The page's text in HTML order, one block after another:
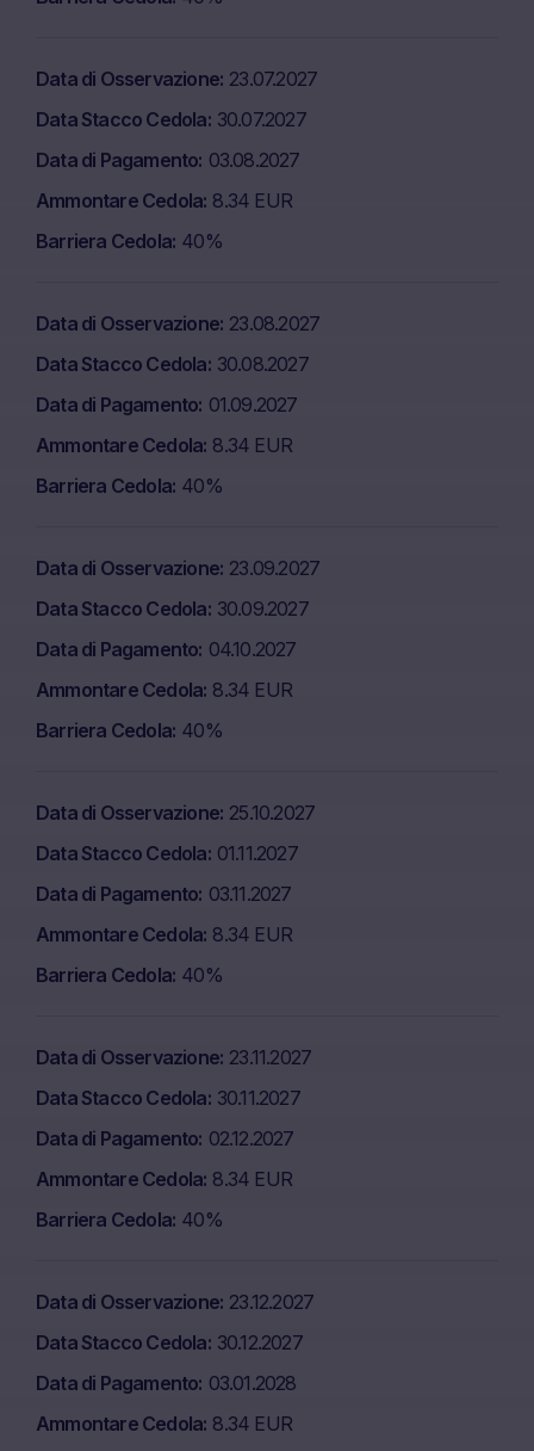
Data di Osservazione 23.07.2027
Data Stacco Cedola 30.07.2027
Data di Pagamento 03.08.2027
Ammontare Cedola 8.34 EUR
Barriera Cedola 40%
Data di Osservazione 23.08.2027
Data Stacco Cedola 30.08.2027
Data di Pagamento 01.09.2027
Ammontare Cedola 8.34 EUR
Barriera Cedola 40%
Data di Osservazione 23.09.2027
Data Stacco Cedola 30.09.2027
Data di Pagamento 04.10.2027
Ammontare Cedola 8.34 EUR
Barriera Cedola 40%
Data di Osservazione 25.10.2027
Data Stacco Cedola 01.11.2027
Data di Pagamento 03.11.2027
Ammontare Cedola 8.34 EUR
Barriera Cedola 40%
Data di Osservazione 23.11.2027
Data Stacco Cedola 30.11.2027
Data di Pagamento 02.12.2027
Ammontare Cedola 8.34 EUR
Barriera Cedola 40%
Data di Osservazione 23.12.2027
Data Stacco Cedola 30.12.2027
Data di Pagamento 03.01.2028
Ammontare Cedola 8.34 EUR